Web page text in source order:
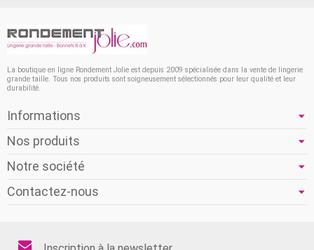
La boutique en ligne Rondement Jolie est depuis 2009 spécialisée dans la vente de lingerie
grande taille. Tous nos produits sont soigneusement sélectionnés pour leur qualité et leur
durabilité.
Informations
Nos produits
Notre société
Contactez-nous